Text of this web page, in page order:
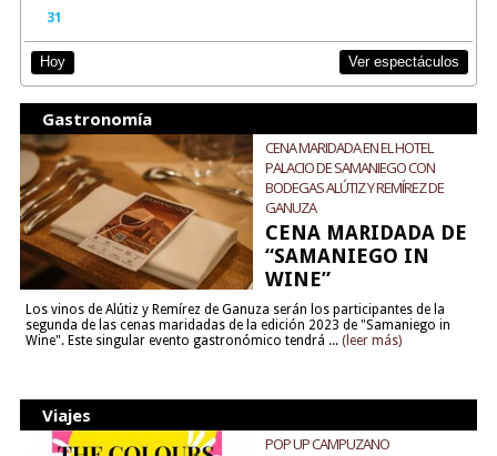
31
Hoy Ver espectáculos
Gastronomía
CENA MARIDADA EN EL HOTEL
PALACIO DE SAMANIEGO CON
BODEGAS ALÚTIZ Y REMÍREZ DE
GANUZA
CENA MARIDADA DE
“SAMANIEGO IN
WINE”
Los vinos de Alútiz y Remírez de Ganuza serán los participantes de la
segunda de las cenas maridadas de la edición 2023 de "Samaniego in
Wine". Este singular evento gastronómico tendrá ... (leer más)
Viajes
POP UP CAMPUZANO